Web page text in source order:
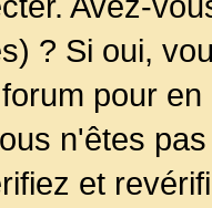
? Si oui,
pour
n'êtes
et